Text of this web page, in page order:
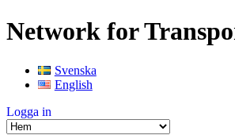
Network for
Svenska
English
Logga in